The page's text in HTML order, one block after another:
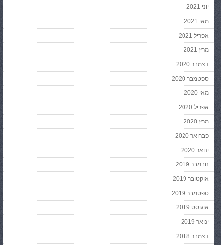
יוני 2021
מאי 2021
אפריל 2021
מרץ 2021
דצמבר 2020
ספטמבר 2020
מאי 2020
אפריל 2020
מרץ 2020
פברואר 2020
ינואר 2020
נובמבר 2019
אוקטובר 2019
ספטמבר 2019
אוגוסט 2019
ינואר 2019
דצמבר 2018